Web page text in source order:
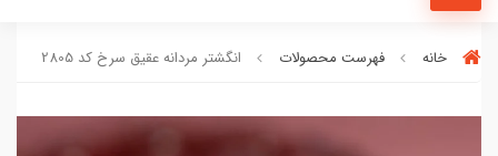
خانه فهرست محصولات انگشتر مردانه عقیق سرخ کد 2805